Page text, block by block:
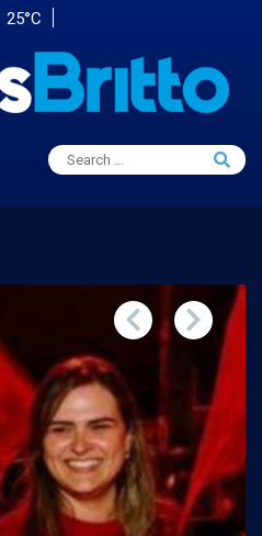
25°C
Search
for:
Search